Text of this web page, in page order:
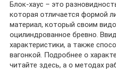
Блок-хаус – это
которая отличается формой
материал, который своим
оцилиндрованное бревно.
характеристики, а также
вагонкой. Подробнее о
читайте здесь, а о методах